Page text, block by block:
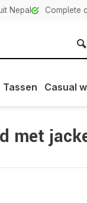
Nepal Complete
Tassen Casual
met